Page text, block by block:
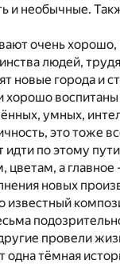
и необычные.
очень хорошо,
людей,
новые города и
хорошо
умных,
это тоже
по этому
цветам, а главное
новых
известный
провели
одна тёмная